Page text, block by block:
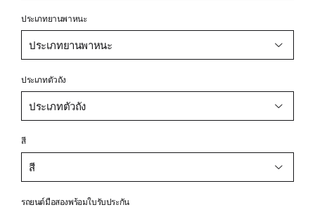
ประเภทยานพาหนะ
ประเภทยานพาหนะ
ประเภทตัวถัง
ประเภทตัวถัง
สี
สี
รถยนต์มือสองพร้อมใบรับประกัน